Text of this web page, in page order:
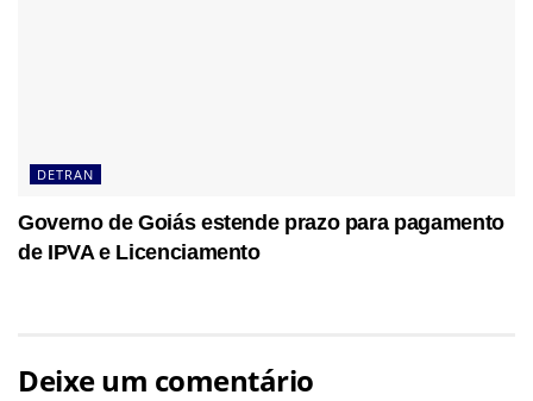
DETRAN
Governo de Goiás estende prazo para pagamento
de IPVA e Licenciamento
Deixe um comentário